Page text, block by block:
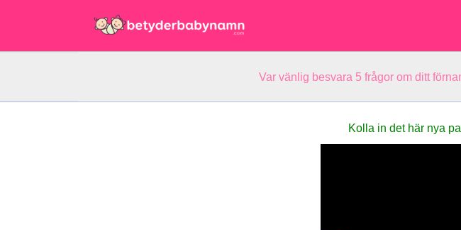
Var vänlig besvara 5 frågor om ditt
Kolla in det här nya